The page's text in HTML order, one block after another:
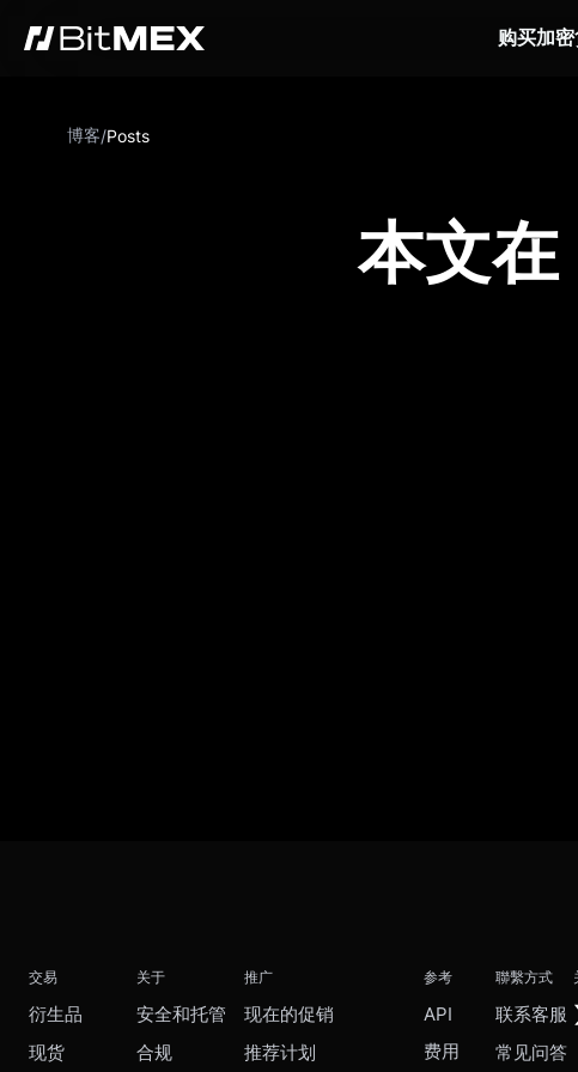
购买加
博客/Posts
本文
交易
衍生品
现货
关于
安全和托管
合规
推广
现在的促销
推荐计划
参考
API
费用
聯繫方式
联系客服
常见问答